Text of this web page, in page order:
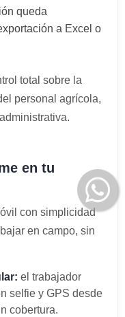
queda
a Excel o
total sobre la
personal agrícola,
en tu
con simplicidad
en campo, sin
el trabajador
selfie y GPS desde
cobertura.